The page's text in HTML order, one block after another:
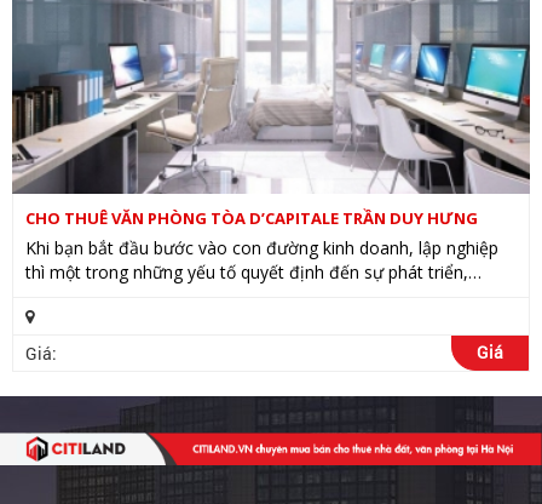
CHO THUÊ VĂN PHÒNG TÒA D’CAPITALE TRẦN DUY HƯNG
Khi bạn bắt đầu bước vào con đường kinh doanh, lập nghiệp
thì một trong những yếu tố quyết định đến sự phát triển,
phòng....
Giá:
Giá